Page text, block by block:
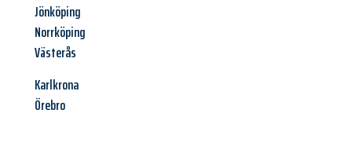
Jönköping
Norrköping
Västerås
Karlkrona
Örebro